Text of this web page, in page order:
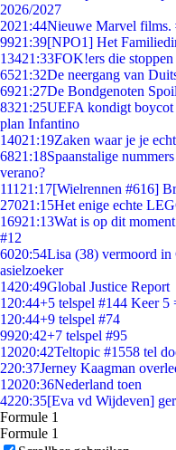
2026/2027
2021:44Nieuwe Marvel films.
9921:39[NPO1] Het
13421:33FOK!ers die
6521:32De neergang van
6921:27De Bondgenoten
8321:25UEFA kondigt boycot
plan Infantino
14021:19Zaken waar je je
6821:18Spaanstalige
verano?
111 21:17[Wielrennen #616]
27021:15Het enige echte
16921:13Wat is op dit
#12
6020:54Lisa (38) vermoord in
asielzoeker
1420:49Global Justice Report
1 20:44+5 telspel #144 Keer 5
1 20:44+9 telspel #74
9920:42+7 telspel #95
12020:42Teltopic #1558 tel
220:37Jerney Kaagman
12020:36Nederland toen
4220:35[Eva vd Wijdeven]
Formule 1
Formule 1